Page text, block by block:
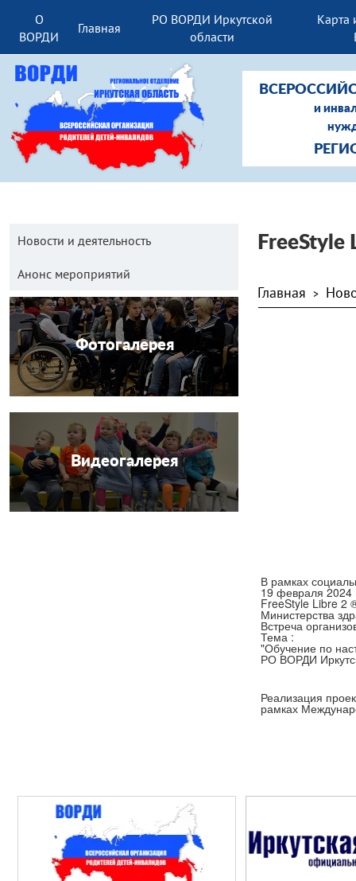
О
ВОРДИ
Главная
РО ВОРДИ Иркутской
области
Карта
и
Новости и деятельность
Анонс мероприятий
Фотогалерея
Видеогалерея
FreeStyle
Главная >
В рамках
19 февраля 2024
FreeStyle Libre 2
Министерства
Встреча
Тема :
"Обучение по
РО ВОРДИ
Реализация
рамках